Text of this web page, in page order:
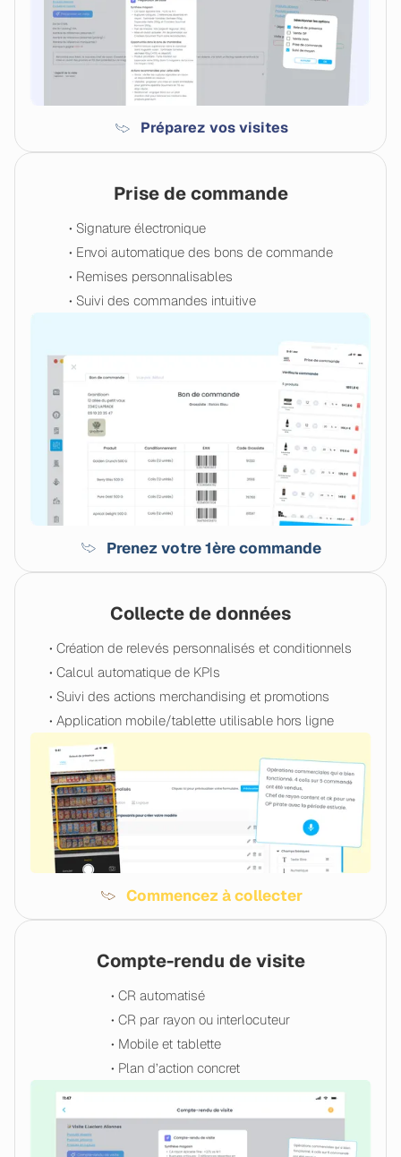
Préparez vos visites
Collecte de données
• Création de relevés personnalisés et conditionnels
• Calcul automatique de KPIs
• Suivi des actions merchandising et promotions
• Application mobile/tablette utilisable hors ligne
Commencez à collecter
Prise de commande
• Signature électronique
• Envoi automatique des bons de commande
• Remises personnalisables
• Suivi des commandes intuitive
Prenez votre 1ère commande
Compte-rendu de visite
• CR automatisé
• CR par rayon ou interlocuteur
• Mobile et tablette
• Plan d’action concret